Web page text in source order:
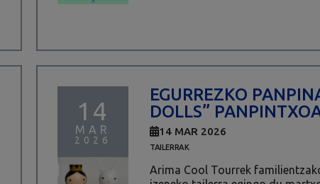
14
MAR
2026
EGURREZKO
DOLLS”
14 MAR 2026
TAILERRAK
Arima Cool Tourrek